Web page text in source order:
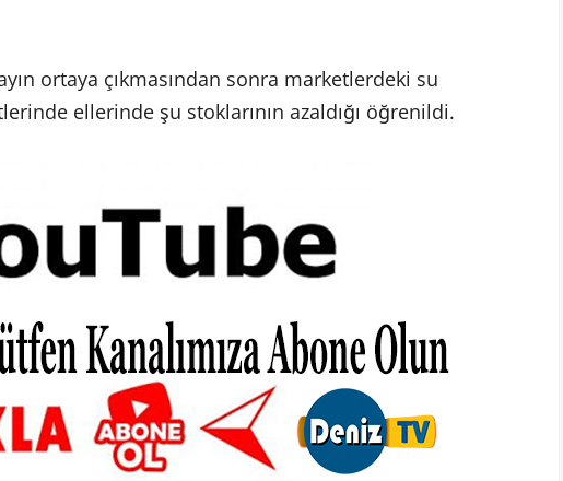
ortaya çıkmasından sonra marketlerdeki su
ellerinde şu stoklarının azaldığı öğrenildi.